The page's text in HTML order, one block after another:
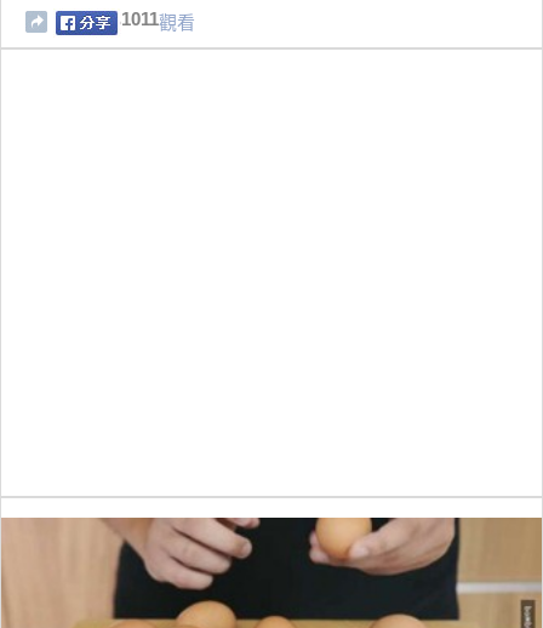
1011觀看